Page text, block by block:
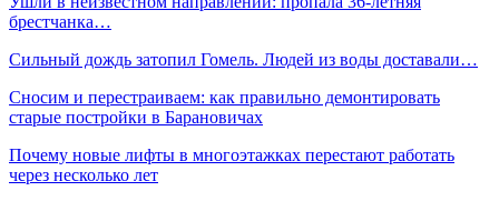
брестчанка…
Сильный дождь затопил Гомель. Людей из воды доставали…
Сносим и перестраиваем: как правильно демонтировать
старые постройки в Барановичах
Почему новые лифты в многоэтажках перестают работать
через несколько лет